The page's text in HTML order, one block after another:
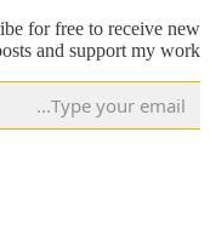
for free to receive new
and support my work.